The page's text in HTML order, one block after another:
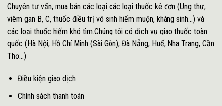
Chuyên tư vấn, mua bán các loại các loại thuốc kê đơn (Ung thư,
viêm gan B, C, thuốc điều trị vô sinh hiếm muộn, kháng sinh...) và
các loại thuốc hiếm khó tìm.Chúng tôi có dịch vụ giao thuốc toàn
quốc (Hà Nội, Hồ Chí Minh (Sài Gòn), Đà Nẵng, Huế, Nha Trang, Cần
Thơ...)
Điều kiện giao dịch
Chính sách thanh toán